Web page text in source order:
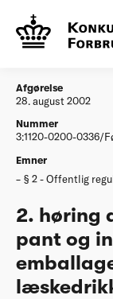
Afgørelser
Afgørelse
28. august 2002
Nummer
3:1120-0200-0336/
Emner
§ 2 - Offentlig
2. høring
pant og